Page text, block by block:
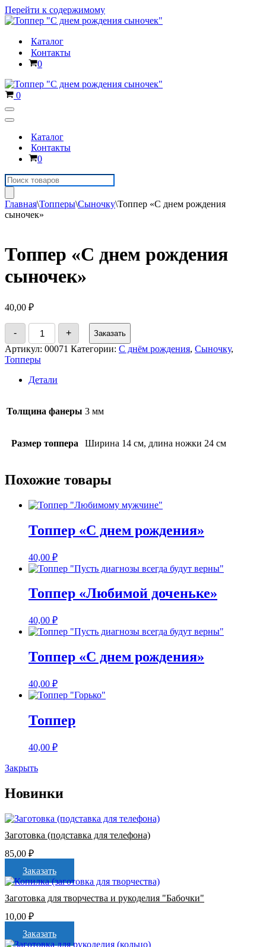
Перейти к содержимому
Каталог
Контакты
Корзина
0
Корзина
0
Меню
навигации
Меню
навигацииКаталог
Контакты
Корзина
0
Поиск
товаров
Главная\Топперы\Сыночку\Топпер «С днем рождения
сыночек»
Топпер «С днем рождения
сыночек»
40,00 ₽
-
Количество
товара
Топпер
"С
днем
рождения
сыночек"
+ Заказать
Артикул: 00071 Категории: С днём рождения, Сыночку,
Топперы
Детали
Толщина фанеры 3 мм
Размер топпера Ширина 14 см, длина ножки 24 см
Похожие товары
Топпер «С днем рождения»
40,00 ₽
Топпер «Любимой доченьке»
40,00 ₽
Топпер «С днем рождения»
40,00 ₽
Топпер
40,00 ₽
Закрыть
Новинки
Заготовка (подставка для телефона)
85,00 ₽
Заказать
Заготовка для творчества и рукоделия "Бабочки"
10,00 ₽
Заказать